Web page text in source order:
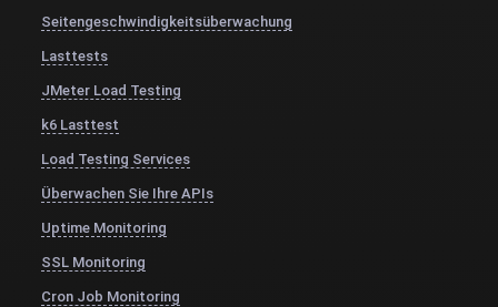
Seitengeschwindigkeitsüberwachung
Lasttests
JMeter Load Testing
k6 Lasttest
Load Testing Services
Überwachen Sie Ihre APIs
Uptime Monitoring
SSL Monitoring
Cron Job Monitoring